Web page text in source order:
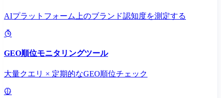
AIプラットフォーム上のブランド認知度を測定する
GEO順位モニタリングツール
大量クエリ × 定期的なGEO順位チェック